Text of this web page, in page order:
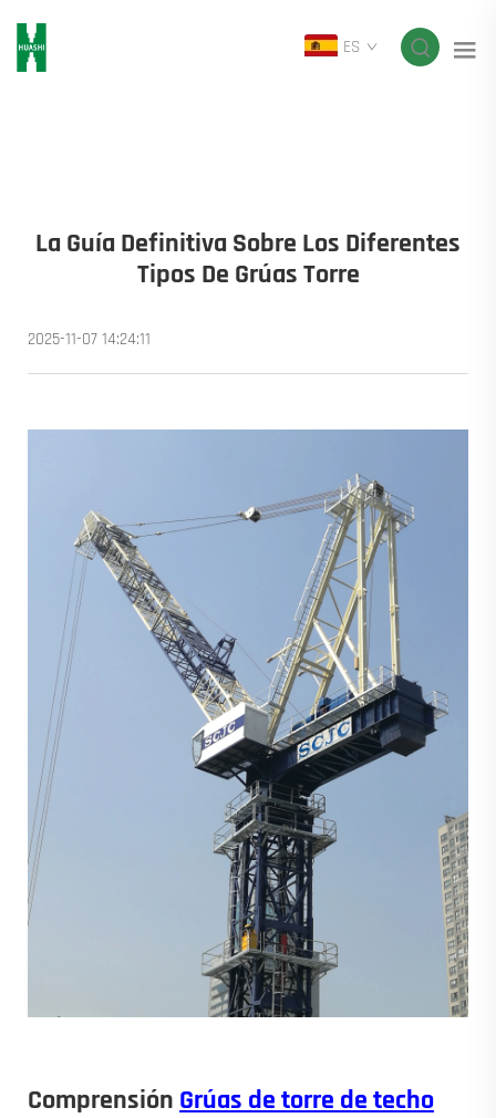
ES
La Guía Definitiva Sobre Los Diferentes
Tipos De Grúas Torre
2025-11-07 14:24:11
Comprensión Grúas de torre de techo